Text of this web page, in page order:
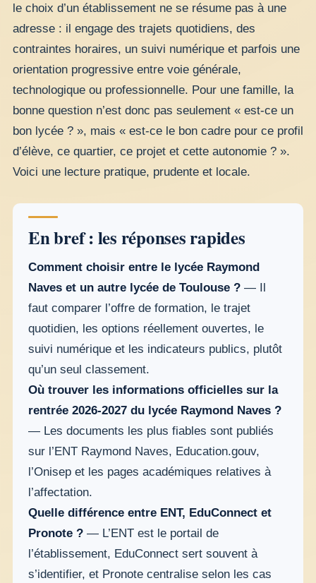
le choix d’un établissement ne se résume pas à une
adresse : il engage des trajets quotidiens, des
contraintes horaires, un suivi numérique et parfois une
orientation progressive entre voie générale,
technologique ou professionnelle. Pour une famille, la
bonne question n’est donc pas seulement « est-ce un
bon lycée ? », mais « est-ce le bon cadre pour ce profil
d’élève, ce quartier, ce projet et cette autonomie ? ».
Voici une lecture pratique, prudente et locale.
En bref : les réponses rapides
Comment choisir entre le lycée Raymond
Naves et un autre lycée de Toulouse ? — Il
faut comparer l’offre de formation, le trajet
quotidien, les options réellement ouvertes, le
suivi numérique et les indicateurs publics, plutôt
qu’un seul classement.
Où trouver les informations officielles sur la
rentrée 2026-2027 du lycée Raymond Naves ?
— Les documents les plus fiables sont publiés
sur l’ENT Raymond Naves, Education.gouv,
l’Onisep et les pages académiques relatives à
l’affectation.
Quelle différence entre ENT, EduConnect et
Pronote ? — L’ENT est le portail de
l’établissement, EduConnect sert souvent à
s’identifier, et Pronote centralise selon les cas